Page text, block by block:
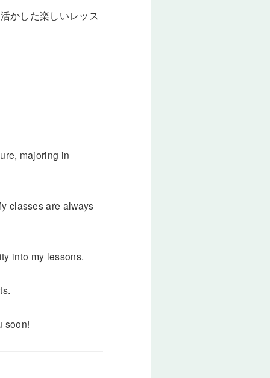
かした楽しいレッス
majoring in
classes are always
into my lessons.
soon!